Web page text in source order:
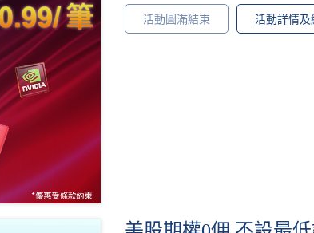
活動圓滿結束 活動詳情及